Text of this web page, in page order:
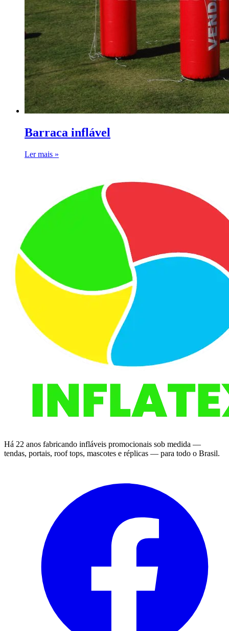
Barraca inflável
Ler mais »
Há 22 anos fabricando infláveis promocionais sob medida —
tendas, portais, roof tops, mascotes e réplicas — para todo o Brasil.